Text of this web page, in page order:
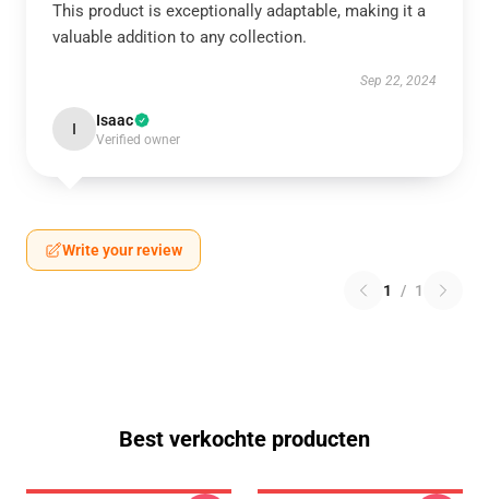
This product is exceptionally adaptable, making it a
valuable addition to any collection.
Sep 22, 2024
I Isaac
Verified owner
Write your review
1 / 1
Best verkochte producten